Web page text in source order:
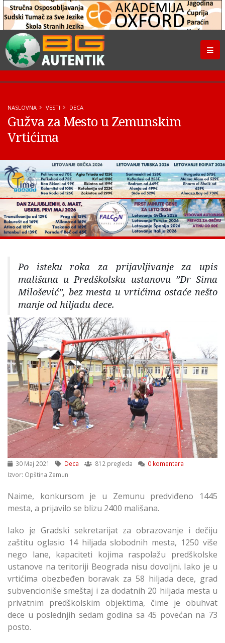
NASLOVNA VESTI DECA
Gužva za Mesto u Zemunskim
Vrtićima
Po isteku roka za prijavljivanje za upis
mališana u Predškolsku ustanovu ”Dr Sima
Milošević”, bez mesta u vrtićima ostaće nešto
manje od hiljadu dece.
30 Maj 2021 Deca 812 pregleda
0 komentara
Izvor: Opština Zemun
Naime, konkursom je u Zemunu predviđeno 1445
mesta, a prijavilo se blizu 2400 mališana.
Iako je Gradski sekretarijat za obrazovanje i dečiju
zaštitu oglasio 14 hiljada slobodnih mesta, 1250 više
nego lane, kapaciteti kojima raspolažu predškolske
ustanove na teritoriji Beograda nisu dovoljni. Iako je u
vrtićima obezbeđen boravak za 58 hiljada dece, grad
subvencioniše smeštaj i za dodatnih 20 hiljada mesta u
privatnim predškolskim objektima, čime je obuhvat
dece u poslednjih sedam godina sa 45 povećan na 73
posto.